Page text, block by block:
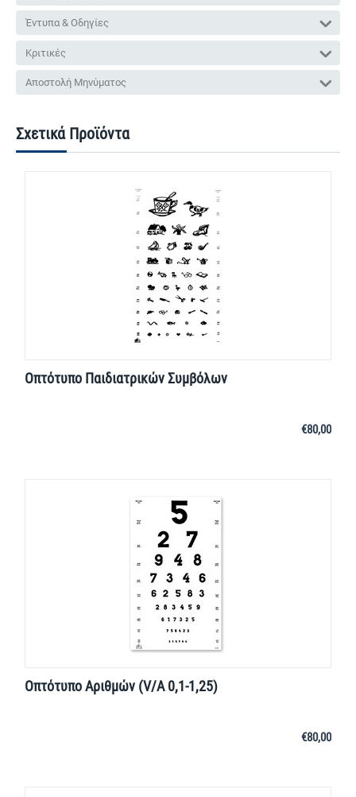
Έντυπα & Οδηγίες
Κριτικές
Αποστολή Μηνύματος
Σχετικά Προϊόντα
Οπτότυπο Παιδιατρικών Συμβόλων
€80,00
Οπτότυπο Αριθμών (V/A 0,1-1,25)
€80,00